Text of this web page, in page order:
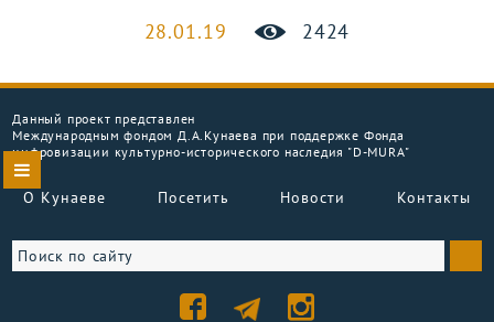
28.01.19 2424
Данный проект представлен
Международным фондом Д.А.Кунаева при поддержке Фонда
цифровизации культурно-исторического наследия "D-MURA"
О Кунаеве Посетить Новости Контакты